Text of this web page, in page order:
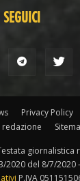
SEGUICI
Privacy Policy
redazione
giornalistica
2020 del 8/7/2020
P.IVA